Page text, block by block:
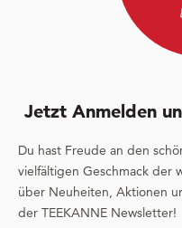
Jetzt Anmelden
Du hast Freude an den
vielfältigen Geschmack der
über Neuheiten, Aktionen
der TEEKANNE Newsletter!